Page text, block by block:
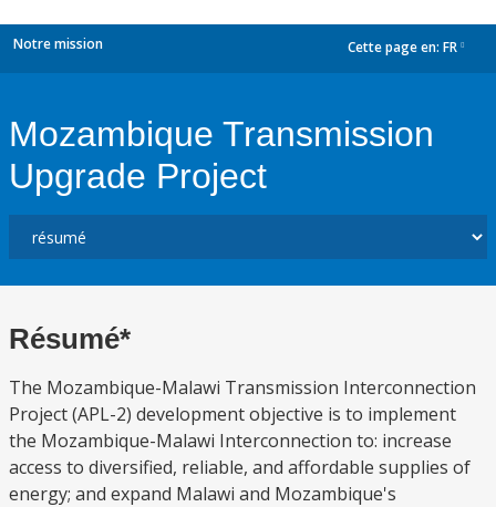
Notre mission Cette page en: FR
Mozambique Transmission
Upgrade Project
Résumé*
The Mozambique-Malawi Transmission Interconnection
Project (APL-2) development objective is to implement
the Mozambique-Malawi Interconnection to: increase
access to diversified, reliable, and affordable supplies of
energy; and expand Malawi and Mozambique's